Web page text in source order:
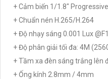
+ Cảm biến 1/1.8"
+ Chuẩn nén H.265/H.264
+ Độ nhạy sáng 0.001 Lux
+ Độ phân giải tối đa: 4M
+ Tầm xa đèn sáng trắng lên
+ Ống kính 2.8mm / 4mm